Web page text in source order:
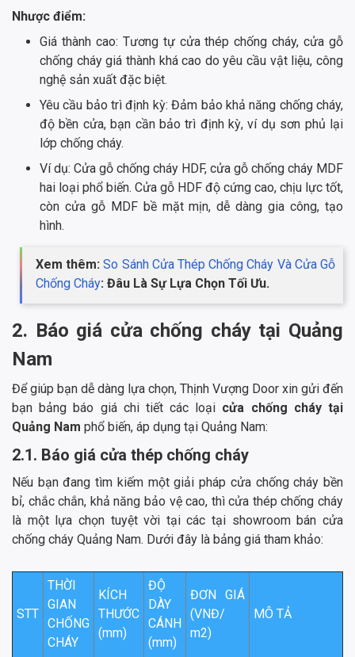
Nhược điểm:
Giá thành cao: Tương tự cửa thép chống cháy, cửa gỗ
chống cháy giá thành khá cao do yêu cầu vật liệu, công
nghệ sản xuất đặc biệt.
Yêu cầu bảo trì định kỳ: Đảm bảo khả năng chống cháy,
độ bền cửa, bạn cần bảo trì định kỳ, ví dụ sơn phủ lại
lớp chống cháy.
Ví dụ: Cửa gỗ chống cháy HDF, cửa gỗ chống cháy MDF
hai loại phổ biến. Cửa gỗ HDF độ cứng cao, chịu lực tốt,
còn cửa gỗ MDF bề mặt mịn, dễ dàng gia công, tạo
hình.
Xem thêm:So Sánh Cửa Thép Chống Cháy Và Cửa Gỗ
Chống Cháy: Đâu Là Sự Lựa Chọn Tối Ưu.
2. Báo giá cửa chống cháy tại Quảng
Nam
Để giúp bạn dễ dàng lựa chọn, Thịnh Vượng Door xin gửi đến
bạn bảng báo giá chi tiết các loại cửa chống cháy tại
Quảng Nam phổ biến, áp dụng tại Quảng Nam:
2.1. Báo giá cửa thép chống cháy
Nếu bạn đang tìm kiếm một giải pháp cửa chống cháy bền
bỉ, chắc chắn, khả năng bảo vệ cao, thì cửa thép chống cháy
là một lựa chọn tuyệt vời tại các tại showroom bán cửa
chống cháy Quảng Nam. Dưới đây là bảng giá tham khảo:
STT
THỜI
GIAN
CHỐNG
CHÁY
KÍCH
THƯỚC
(mm)
ĐỘ
DÀY
CÁNH
(mm)
ĐƠN GIÁ
(VNĐ/
m2)
MÔ TẢ